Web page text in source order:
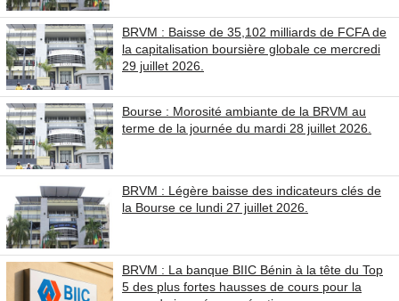
BRVM : Baisse de 35,102 milliards de FCFA de
la capitalisation boursière globale ce mercredi
29 juillet 2026.
Bourse : Morosité ambiante de la BRVM au
terme de la journée du mardi 28 juillet 2026.
BRVM : Légère baisse des indicateurs clés de
la Bourse ce lundi 27 juillet 2026.
BRVM : La banque BIIC Bénin à la tête du Top
5 des plus fortes hausses de cours pour la